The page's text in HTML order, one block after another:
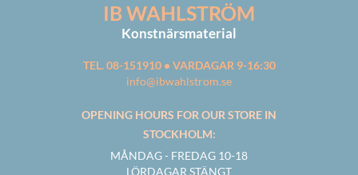
IB WAHLSTRÖM
Konstnärsmaterial
TEL. 08-151910 • VARDAGAR 9-16:30
info@ibwahlstrom.se
OPENING HOURS FOR OUR STORE IN
STOCKHOLM:
MÅNDAG - FREDAG 10-18
LÖRDAGAR STÄNGT